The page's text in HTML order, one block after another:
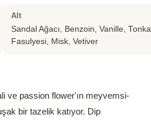
Alt
Sandal Ağacı, Benzoin, Vanille, Tonka
Fasulyesi, Misk, Vetiver
ve passion flower'ın meyvemsi-
bir tazelik katıyor. Dip